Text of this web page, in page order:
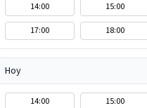
14:00 15:00
17:00
18:00
Hoy
14:00 15:00